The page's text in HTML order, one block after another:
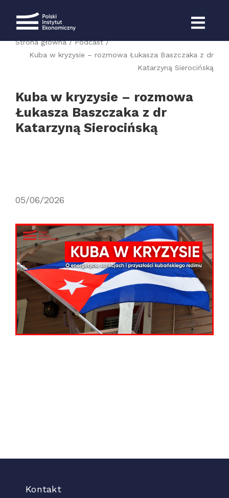
Strona główna
Podcast
Kuba w kryzysie – rozmowa Łukasza Baszczaka z dr
Katarzyną Sierocińską
Kuba w kryzysie – rozmowa
Łukasza Baszczaka z dr
Katarzyną Sierocińską
05/06/2026
Kontakt